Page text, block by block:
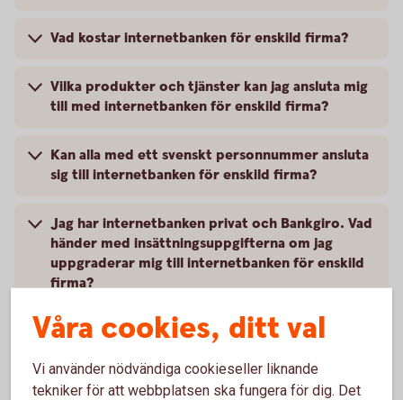
Vad kostar internetbanken för enskild firma?
Vilka produkter och tjänster kan jag ansluta mig
till med internetbanken för enskild firma?
Kan alla med ett svenskt personnummer ansluta
sig till internetbanken för enskild firma?
Jag har internetbanken privat och Bankgiro. Vad
händer med insättningsuppgifterna om jag
uppgraderar mig till internetbanken för enskild
firma?
Visas historik för uppdrag, t.ex. betalningar som
internetbanken för enskild firma?
Våra cookies, ditt val
Vi använder nödvändiga cookieseller liknande
tekniker för att webbplatsen ska fungera för dig. Det